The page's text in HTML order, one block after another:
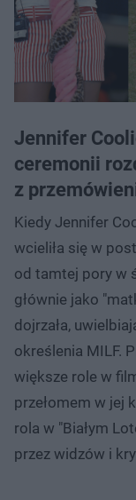
Jennifer
ceremonii
z
Kiedy Jennifer
wcieliła się w
od tamtej pory w
głównie jako
dojrzała,
określenia MILF.
większe role w
przełomem w jej
rola w "Białym
przez widzów i